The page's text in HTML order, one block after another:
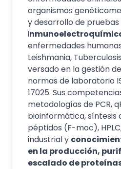
organismos
y desarrollo de pruebas
i
enfermedades
Leishmania,
versado en la gestión
normas de laboratorio
17025. Sus
metodologías de PCR,
bioinformática, síntesis
péptidos (F-moc),
industrial y
en la producción,
escalado de